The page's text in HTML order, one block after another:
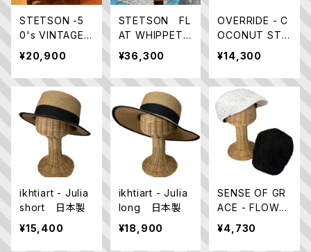
STETSON -5
0's VINTAGE P
APER BRAID H
AT SE813
¥20,900
STETSON FL
AT WHIPPET
SE656 つば広
パナマハット
¥36,300
OVERRIDE - C
OCONUT STR
AW OPTIMO
¥14,300
ikhtiart - Julia
short 日本製
¥15,400
ikhtiart - Julia
long 日本製
¥18,900
SENSE OF GR
ACE - FLOWE
R HUNTING
¥4,730